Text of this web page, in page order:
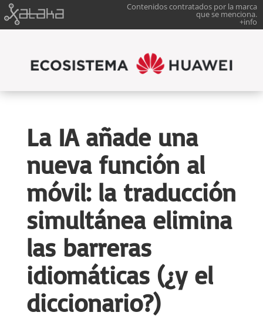
Contenidos contratados por la marca
que se menciona.
+info
La IA añade una
nueva función al
móvil: la traducción
simultánea elimina
las barreras
idiomáticas (¿y el
diccionario?)